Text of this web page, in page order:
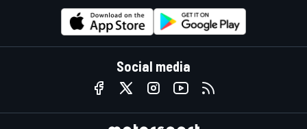
Social media